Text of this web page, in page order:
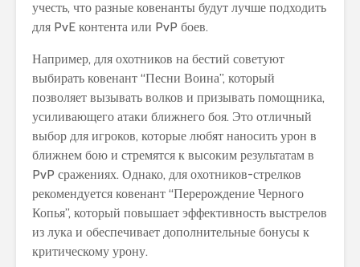
учесть, что разные ковенанты будут лучше подходить
для PvE контента или PvP боев.
Например, для охотников на бестий советуют
выбирать ковенант “Песни Воина”, который
позволяет вызывать волков и призывать помощника,
усиливающего атаки ближнего боя. Это отличный
выбор для игроков, которые любят наносить урон в
ближнем бою и стремятся к высоким результатам в
PvP сражениях. Однако, для охотников-стрелков
рекомендуется ковенант “Перерождение Черного
Копья”, который повышает эффективность выстрелов
из лука и обеспечивает дополнительные бонусы к
критическому урону.